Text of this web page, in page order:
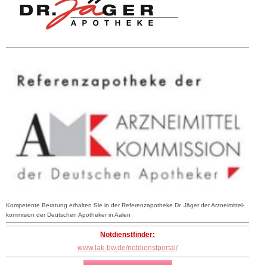
Kompetente Beratung erhalten Sie in der Referenzapotheke Dr. Jäger der Arzneimittel-
kommision der Deutschen Apotheker in Aalen
Notdienstfinder:
www.lak-bw.de/notdienstportal/